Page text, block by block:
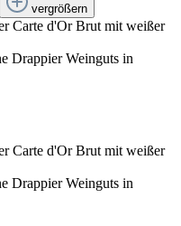
vergrößern